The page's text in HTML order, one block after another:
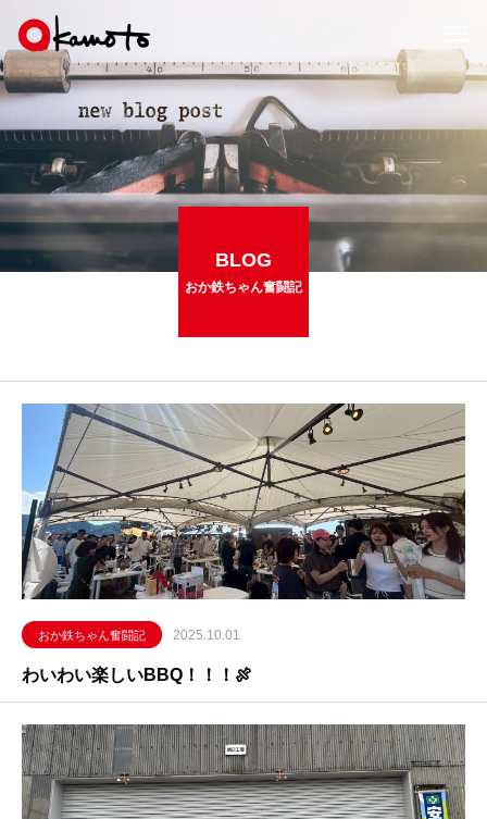
BLOG
おか鉄ちゃん奮闘記
おか鉄ちゃん奮闘記 2025.10.01
わいわい楽しいBBQ！！！🍖